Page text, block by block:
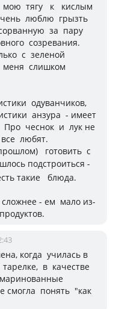
мою тягу к кислым
люблю грызть
за пару
созревания.
с зеленой
слишком
одуванчиков,
анзура - имеет
чеснок и лук не
любят.
готовить с
подстроиться -
такие блюда.
- ем мало из-
когда училась в
в качестве
смогла понять "как